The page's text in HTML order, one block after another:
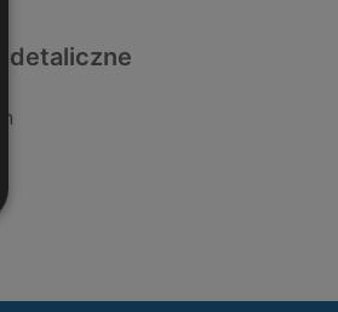
detaliczne